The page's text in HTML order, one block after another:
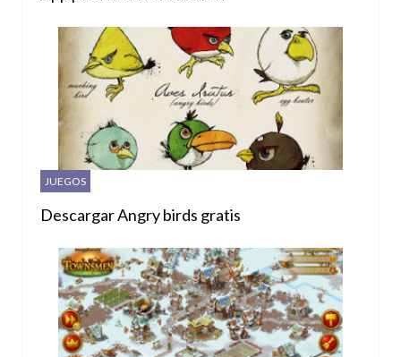
JUEGOS
Descargar Angry birds gratis